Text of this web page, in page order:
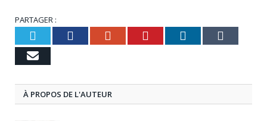
PARTAGER :
TwitterFacebookGoogle+Pinterest
LinkedIn
Email
À PROPOS DE L'AUTEUR